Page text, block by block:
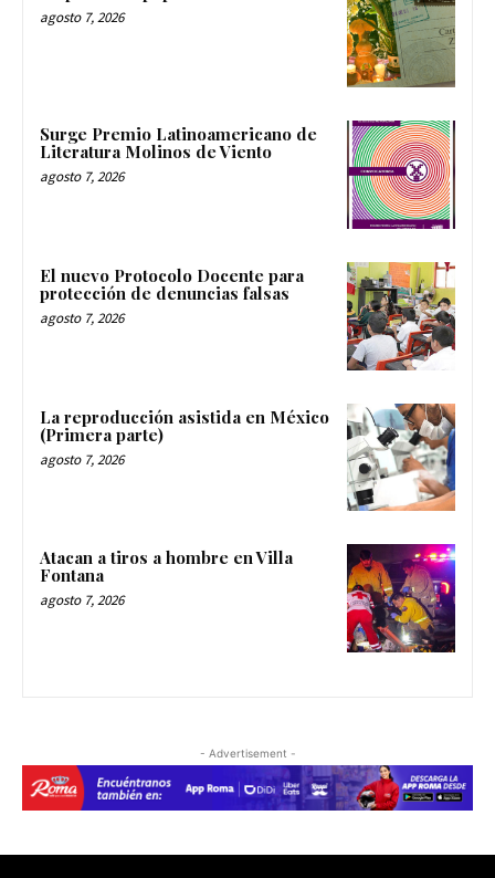
agosto 7, 2026
Surge Premio Latinoamericano de
Literatura Molinos de Viento
agosto 7, 2026
El nuevo Protocolo Docente para
protección de denuncias falsas
agosto 7, 2026
La reproducción asistida en México
(Primera parte)
agosto 7, 2026
Atacan a tiros a hombre en Villa
Fontana
agosto 7, 2026
- Advertisement -